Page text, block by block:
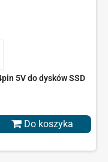
5V do dysków SSD
Do koszyka